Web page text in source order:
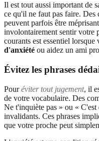
Il est tout aussi important de
ce qu'il ne faut pas faire. Des
peuvent parfois être
involontairement sentir votre
courants est essentiel lorsque
d'anxiété ou aidez un ami
Évitez les phrases
Pouréviter tout jugement, il
de votre vocabulaire. Des
Ne t'inquiète pas » ou «
invalidants. Ces phrases
que votre proche peut